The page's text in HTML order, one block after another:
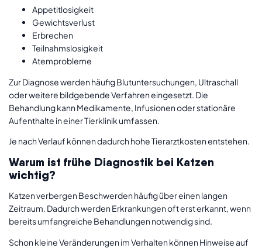
Appetitlosigkeit
Gewichtsverlust
Erbrechen
Teilnahmslosigkeit
Atemprobleme
Zur Diagnose werden häufig Blutuntersuchungen, Ultraschall
oder weitere bildgebende Verfahren eingesetzt. Die
Behandlung kann Medikamente, Infusionen oder stationäre
Aufenthalte in einer Tierklinik umfassen.
Je nach Verlauf können dadurch hohe Tierarztkosten entstehen.
Warum ist frühe Diagnostik bei Katzen
wichtig?
Katzen verbergen Beschwerden häufig über einen langen
Zeitraum. Dadurch werden Erkrankungen oft erst erkannt, wenn
bereits umfangreiche Behandlungen notwendig sind.
Schon kleine Veränderungen im Verhalten können Hinweise auf